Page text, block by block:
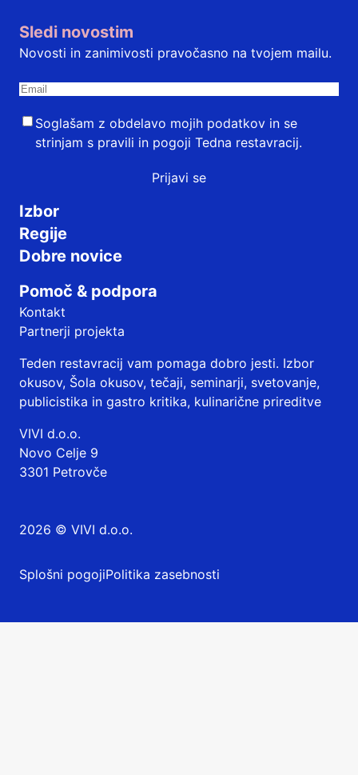
Sledi novostim
Novosti in zanimivosti pravočasno na tvojem mailu.
Soglašam z obdelavo mojih podatkov in se
strinjam s pravili in pogoji Tedna restavracij.
Prijavi se
Izbor
Regije
Dobre novice
Pomoč & podpora
Kontakt
Partnerji projekta
Teden restavracij vam pomaga dobro jesti. Izbor
okusov, Šola okusov, tečaji, seminarji, svetovanje,
publicistika in gastro kritika, kulinarične prireditve
VIVI d.o.o.
Novo Celje 9
3301 Petrovče
2026 © VIVI d.o.o.
Splošni pogojiPolitika zasebnosti